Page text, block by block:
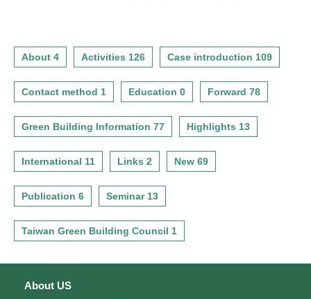
About 4 Activities 126 Case introduction 109
Contact method 1 Education 0 Forward 78
Green Building Information 77 Highlights 13
International 11 Links 2 New 69
Publication 6 Seminar 13
Taiwan Green Building Council 1
About US